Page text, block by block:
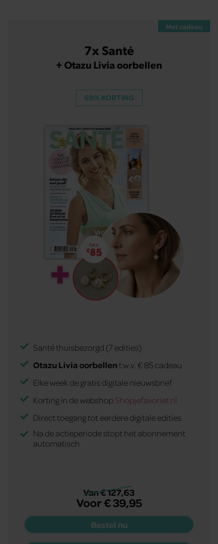
Met cadeau
7x Santé
+ Otazu Livia oorbellen
69% KORTING
Santé thuisbezorgd (7 edities)
Otazu Livia oorbellent.w.v. € 85 cadeau
Elke week de gratis digitale nieuwsbrief
Korting in de webshopShopjefavoriet.nl
Direct toegang tot eerdere digitale edities
Na de actieperiode stopt het abonnement
automatisch
Van € 127,63
Voor € 39,95
Bestel nu